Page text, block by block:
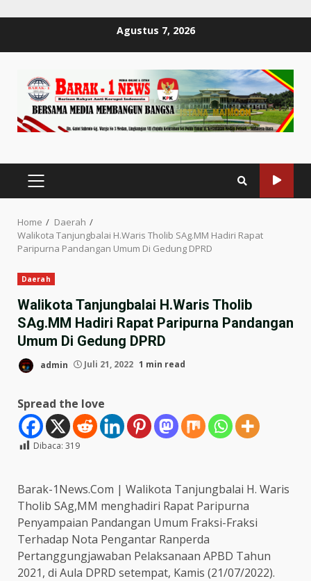
Agustus 7, 2026
PRIMARY
MENU
Home
Daerah
Walikota Tanjungbalai H.Waris Tholib SAg.MM Hadiri Rapat
Paripurna Pandangan Umum Di Gedung DPRD
Daerah
Walikota Tanjungbalai H.Waris Tholib
SAg.MM Hadiri Rapat Paripurna Pandangan
Umum Di Gedung DPRD
admin Juli 21, 2022 1 min read
Spread the love
Dibaca: 319
Barak-1News.Com | Walikota Tanjungbalai H. Waris
Tholib SAg,MM menghadiri Rapat Paripurna
Penyampaian Pandangan Umum Fraksi-Fraksi
Terhadap Nota Pengantar Ranperda
Pertanggungjawaban Pelaksanaan APBD Tahun
2021, di Aula DPRD setempat, Kamis (21/07/2022).